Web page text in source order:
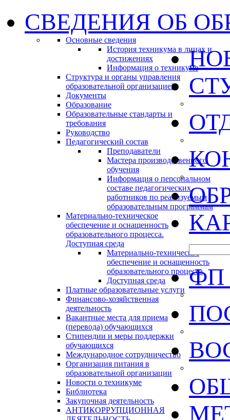
СВЕДЕНИЯ ОБ
Основные сведения
История техникума в лицах и
достижениях
Информация о техникуме
Структура и органы управления
образовательной организацией
Документы
Образование
Образовательные стандарты и
требования
Руководство
Педагогический состав
Преподаватели
Мастера производственного
обучения
Информация о персональном
составе педагогических
работников по реализуемым
образовательным программам
Материально-техническое
обеспечение и оснащенность
образовательного процесса.
Доступная среда
Материально-техническое
обеспечение и оснащенность
образовательного процесса
Доступная среда
Платные образовательные услуги
Финансово-хозяйственная
деятельность
Вакантные места для приема
(перевода) обучающихся
Стипендии и меры поддержки
обучающихся
Международное сотрудничество
Организация питания в
образовательной организации
Новости о техникуме
Библиотека
Закупочная деятельность
АНТИКОРРУПЦИОННАЯ
ФП